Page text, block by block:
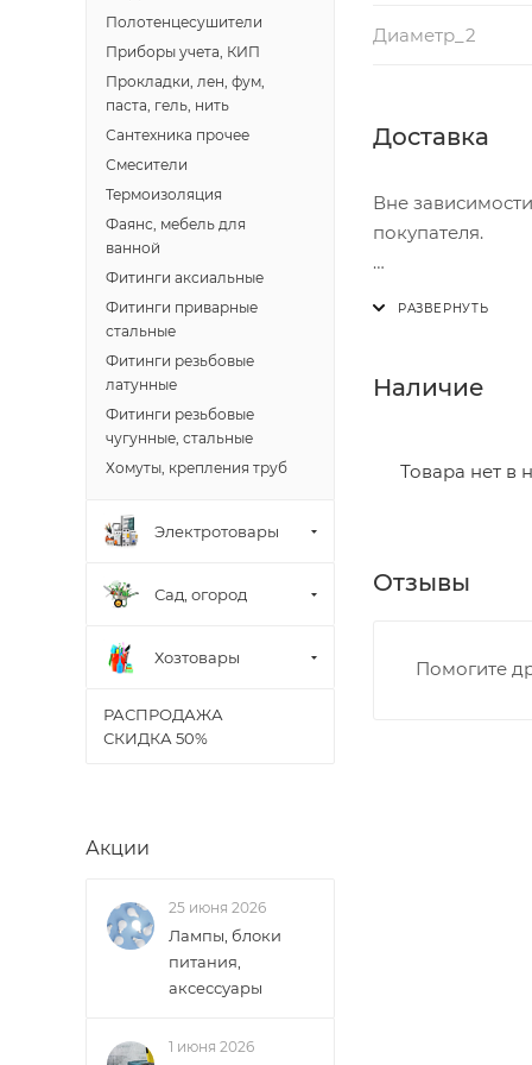
Диаметр_2
Доставка
Вне
покупателя.
Итоговая
- количества
• Ленина - 65
• Профсоюзная
Наличие
Товара нет в
Отзывы
Помогите
Полотенцесушители
Приборы учета, КИП
Прокладки, лен, фум,
паста, гель, нить
Сантехника прочее
Смесители
Термоизоляция
Фаянс, мебель для
ванной
Фитинги аксиальные
Фитинги приварные
стальные
Фитинги резьбовые
латунные
Фитинги резьбовые
чугунные, стальные
Хомуты, крепления труб
Электротовары
Сад, огород
Хозтовары
РАСПРОДАЖА
СКИДКА 50%
Акции
25 июня 2026
Лампы, блоки
питания,
аксессуары
1 июня 2026